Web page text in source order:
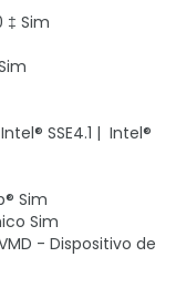
‡ Sim
SSE4.1 | Intel®
Sim
Sim
- Dispositivo de